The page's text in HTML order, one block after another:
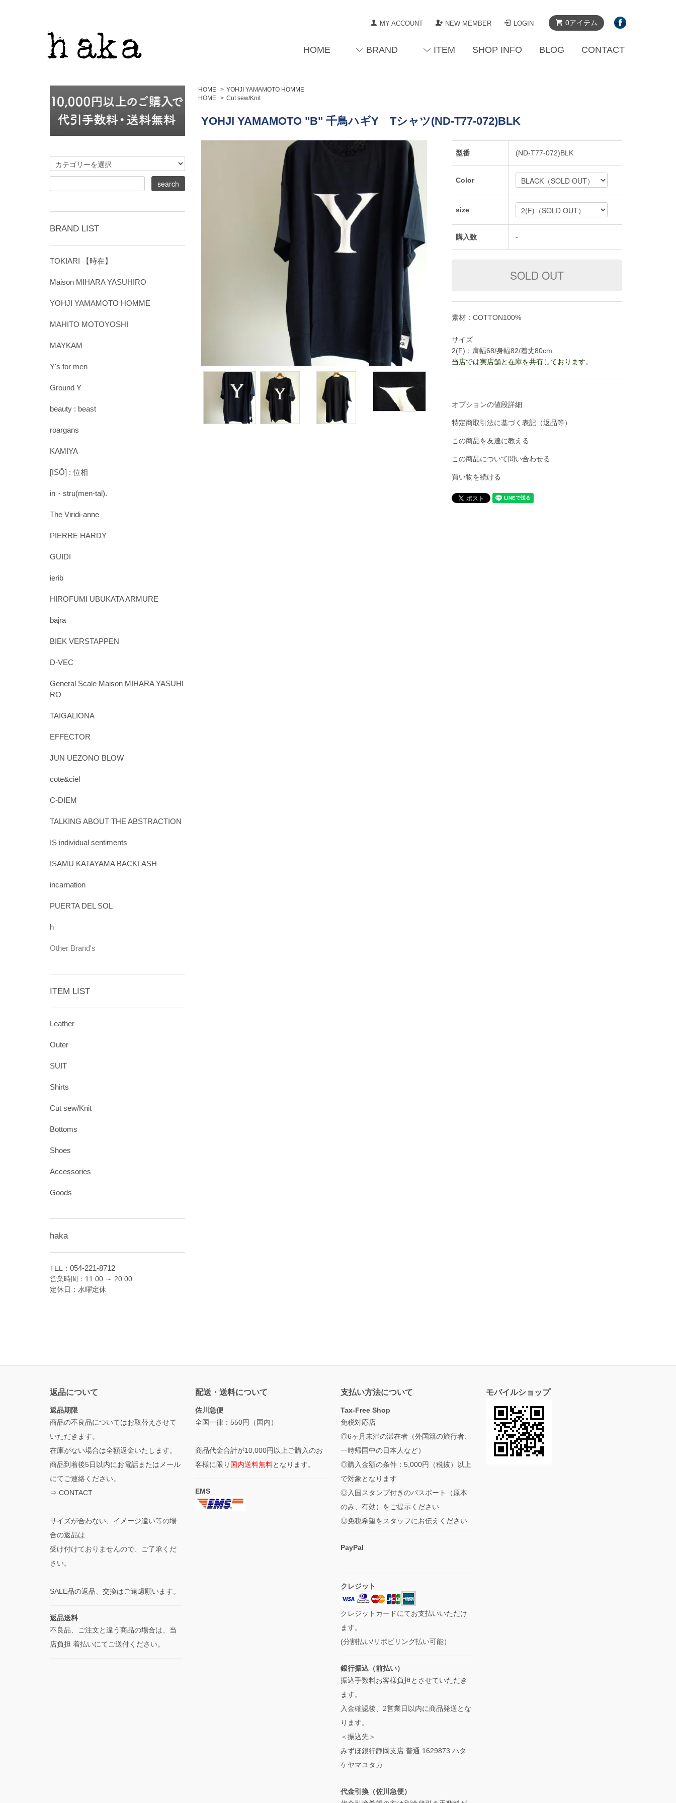
0アイテム
MY ACCOUNT NEW MEMBER LOGIN
HOME BRAND ITEM SHOP INFO BLOG CONTACT
HOME > YOHJI YAMAMOTO HOMME
HOME
> Cut sew/Knit
YOHJI YAMAMOTO "B" 千鳥ハギY Tシャツ(ND-T77-072)BLK
型番 (ND-T77-072)BLK
Color
size
購入数 -
素材：COTTON100%
サイズ
2(F)：肩幅68/身幅82/着丈80cm
当店では実店舗と在庫を共有しております。
オプションの値段詳細
特定商取引法に基づく表記（返品等）
この商品を友達に教える
この商品について問い合わせる
買い物を続ける
BRAND LIST
TOKIARI 【時在】
Maison MIHARA YASUHIRO
YOHJI YAMAMOTO HOMME
MAHITO MOTOYOSHI
MAYKAM
Y's for men
Ground Y
beauty : beast
roargans
KAMIYA
[ISŌ] : 位相
in・stru(men-tal).
The Viridi-anne
PIERRE HARDY
GUIDI
ierib
HIROFUMI UBUKATA ARMURE
bajra
BIEK VERSTAPPEN
D-VEC
General Scale Maison MIHARA YASUHI
RO
TAIGALIONA
EFFECTOR
JUN UEZONO BLOW
cote&ciel
C-DIEM
TALKING ABOUT THE ABSTRACTION
IS individual sentiments
ISAMU KATAYAMA BACKLASH
incarnation
PUERTA DEL SOL
h
Other Brand's
ITEM LIST
Leather
Outer
SUIT
Shirts
Cut sew/Knit
Bottoms
Shoes
Accessories
Goods
haka
TEL： 054-221-8712
営業時間：11:00 ～ 20:00
定休日：水曜定休
返品について
返品期限
商品の不良品についてはお取替えさせて
いただきます。
在庫がない場合は全額返金いたします。
商品到着後5日以内にお電話またはメール
にてご連絡ください。
⇒ CONTACT
サイズが合わない、イメージ違い等の場
合の返品は
受け付けておりませんので、ご了承くだ
さい。
SALE品の返品、交換はご遠慮願います。
返品送料
不良品、ご注文と違う商品の場合は、当
店負担 着払いにてご送付ください。
配送・送料について
佐川急便
全国一律：550円（国内）
商品代金合計が10,000円以上ご購入のお
客様に限り 国内送料無料となります。
EMS
支払い方法について
Tax-Free Shop
免税対応店
◎6ヶ月未満の滞在者（外国籍の旅行者、
一時帰国中の日本人など）
◎購入金額の条件：5,000円（税抜）以上
で対象となります
◎入国スタンプ付きのパスポート（原本
のみ、有効）をご提示ください
◎免税希望をスタッフにお伝えください
PayPal
クレジット
クレジットカードにてお支払いいただけ
ます。
(分割払い/リボビリング払い可能）
銀行振込（前払い）
振込手数料お客様負担とさせていただき
ます。
入金確認後、2営業日以内に商品発送とな
ります。
＜振込先＞
みずほ銀行静岡支店 普通 1629873 ハタ
ケヤマユタカ
代金引換（佐川急便）
モバイルショップ